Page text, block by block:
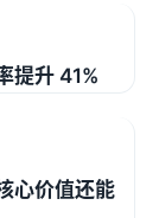
提升 41%
心价值还能